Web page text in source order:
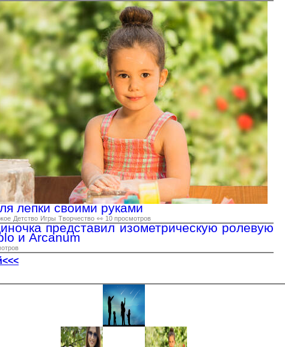
лепки своими руками
Детство Игры Творчество 👀 10 просмотров
представил изометрическую ролевую
и Arcanum